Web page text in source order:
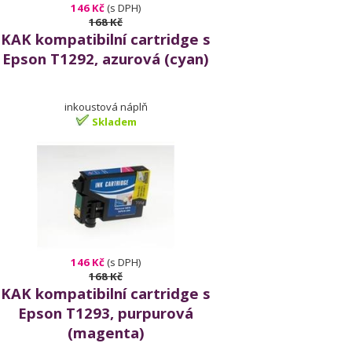
146 Kč(s DPH)
168 Kč
KAK kompatibilní cartridge s
Epson T1292, azurová (cyan)
inkoustová náplň
Skladem
146 Kč(s DPH)
168 Kč
KAK kompatibilní cartridge s
Epson T1293, purpurová
(magenta)